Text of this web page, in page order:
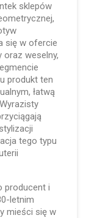
sklepów
się w ofercie
weselny,
produkt ten
łatwą
tego typu
producent i
letnim
mieści się w